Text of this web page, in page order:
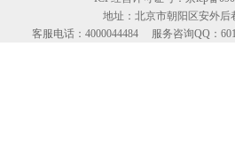
地址：北京市朝阳区安外后
客服电话：4000044484 服务咨询QQ：